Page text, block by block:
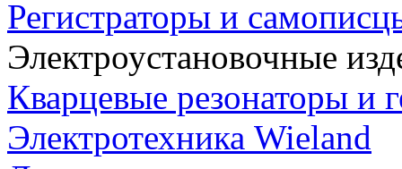
Регистраторы и
Электроустановочные
Кварцевые резонаторы и
Электротехника Wieland